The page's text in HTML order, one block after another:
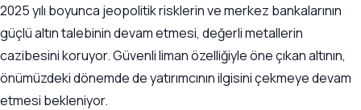
2025 yılı boyunca jeopolitik risklerin ve merkez bankalarının
güçlü altın talebinin devam etmesi, değerli metallerin
cazibesini koruyor. Güvenli liman özelliğiyle öne çıkan altının,
önümüzdeki dönemde de yatırımcının ilgisini çekmeye devam
etmesi bekleniyor.